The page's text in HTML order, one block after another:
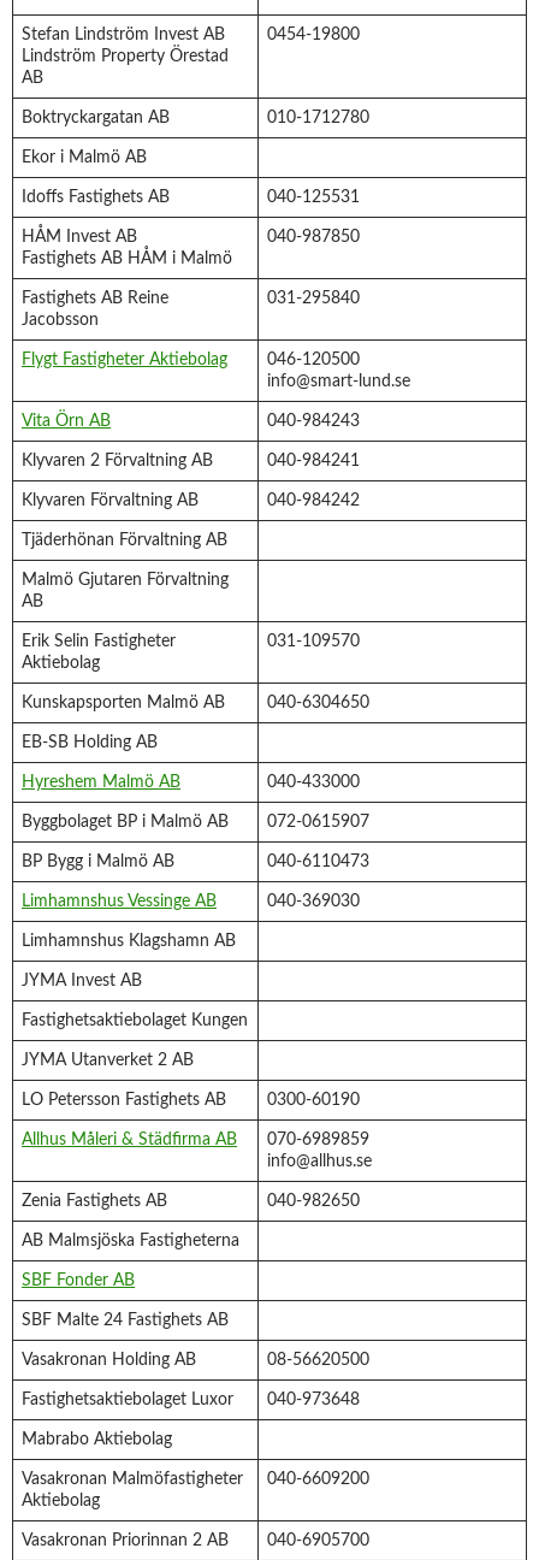
Stefan Lindström Invest AB
Lindström Property Örestad
AB
0454-19800
Boktryckargatan AB 010-1712780
Ekor i Malmö AB
Idoffs Fastighets AB 040-125531
HÅM Invest AB
Fastighets AB HÅM i Malmö
040-987850
Fastighets AB Reine
Jacobsson
031-295840
Flygt Fastigheter Aktiebolag
046-120500
info@smart-lund.se
Vita Örn AB 040-984243
Klyvaren 2 Förvaltning AB 040-984241
Klyvaren Förvaltning AB 040-984242
Tjäderhönan Förvaltning AB
Malmö Gjutaren Förvaltning
AB
Erik Selin Fastigheter
Aktiebolag
031-109570
Kunskapsporten Malmö AB 040-6304650
EB-SB Holding AB
Hyreshem Malmö AB 040-433000
Byggbolaget BP i Malmö AB 072-0615907
BP Bygg i Malmö AB 040-6110473
Limhamnshus Vessinge AB 040-369030
Limhamnshus Klagshamn AB
JYMA Invest AB
Fastighetsaktiebolaget Kungen
JYMA Utanverket 2 AB
LO Petersson Fastighets AB 0300-60190
Allhus Måleri & Städfirma AB
070-6989859
info@allhus.se
Zenia Fastighets AB 040-982650
AB Malmsjöska Fastigheterna
SBF Fonder AB
SBF Malte 24 Fastighets AB
Vasakronan Holding AB 08-56620500
Fastighetsaktiebolaget Luxor 040-973648
Mabrabo Aktiebolag
Vasakronan Malmöfastigheter
Aktiebolag
040-6609200
Vasakronan Priorinnan 2 AB 040-6905700